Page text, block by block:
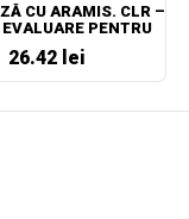
CU ARAMIS. CLR –
EVALUARE PENTRU
26.42 lei